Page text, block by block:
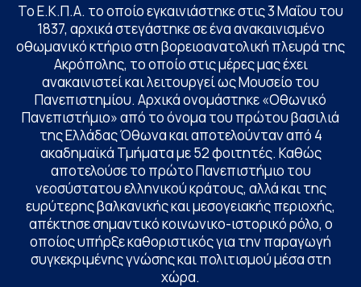
Το Ε.Κ.Π.Α. το οποίο εγκαινιάστηκε στις 3 Μαΐου του
1837, αρχικά στεγάστηκε σε ένα ανακαινισμένο
οθωμανικό κτήριο στη βορειοανατολική πλευρά της
Ακρόπολης, το οποίο στις μέρες μας έχει
ανακαινιστεί και λειτουργεί ως Μουσείο του
Πανεπιστημίου. Αρχικά ονομάστηκε «Οθωνικό
Πανεπιστήμιο» από το όνομα του πρώτου βασιλιά
της Ελλάδας Όθωνα και αποτελούνταν από 4
ακαδημαϊκά Τμήματα με 52 φοιτητές. Καθώς
αποτελούσε το πρώτο Πανεπιστήμιο του
νεοσύστατου ελληνικού κράτους, αλλά και της
ευρύτερης βαλκανικής και μεσογειακής περιοχής,
απέκτησε σημαντικό κοινωνικο-ιστορικό ρόλο, ο
οποίος υπήρξε καθοριστικός για την παραγωγή
συγκεκριμένης γνώσης και πολιτισμού μέσα στη
χώρα.